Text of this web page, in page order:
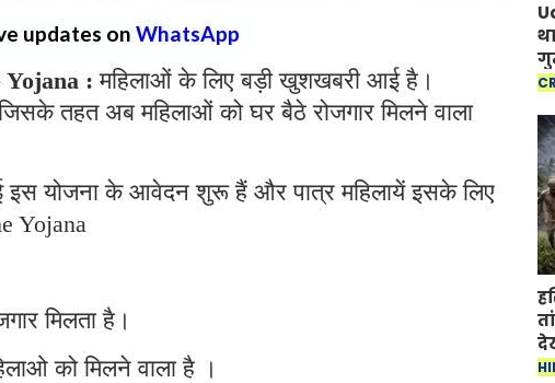
updates on WhatsApp
: महिलाओं के लिए बड़ी खुशखबरी आई है।
तहत अब महिलाओं को घर बैठे रोजगार मिलने वाला
इस योजना के आवेदन शुरू हैं और पात्र महिलायें इसके लिए
Yojana
मिलता है।
को मिलने वाला है ।